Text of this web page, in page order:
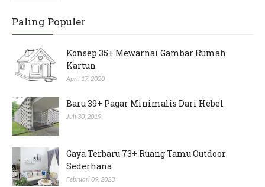
Paling Populer
Konsep 35+ Mewarnai Gambar Rumah
Kartun
April 17, 2020
Baru 39+ Pagar Minimalis Dari Hebel
Juli 30, 2019
Gaya Terbaru 73+ Ruang Tamu Outdoor
Sederhana
Februari 09, 2023